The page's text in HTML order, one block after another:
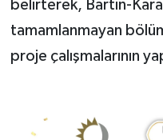
belirterek, Bartın-
tamamlanmayan
proje çalışmalarının